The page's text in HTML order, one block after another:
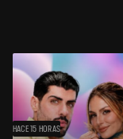
HACE 15 HORAS